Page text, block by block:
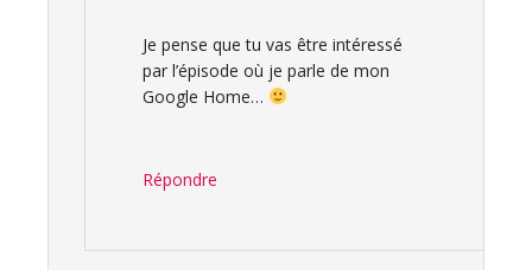
Je pense que tu vas être intéressé
par l’épisode où je parle de mon
Google Home…
Répondre